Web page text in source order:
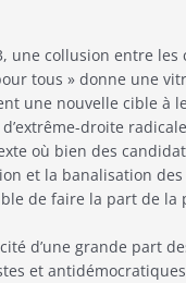
une collusion entre les
tous » donne une
une nouvelle cible à
droite
où bien des
et la banalisation
de faire la part de la
d’une grande part
et